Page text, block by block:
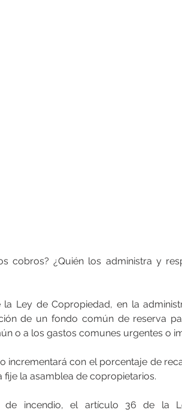
cobros? ¿Quién los administra y
Ley de Copropiedad, en la
de un fondo común de reserva
o a los gastos comunes urgentes o
incrementará con el porcentaje de
fije la asamblea de copropietarios.
de incendio, el artículo 36 de la